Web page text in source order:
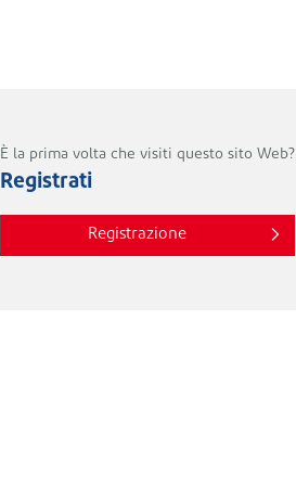
È la prima volta che visiti questo sito Web?
Registrati
Registrazione